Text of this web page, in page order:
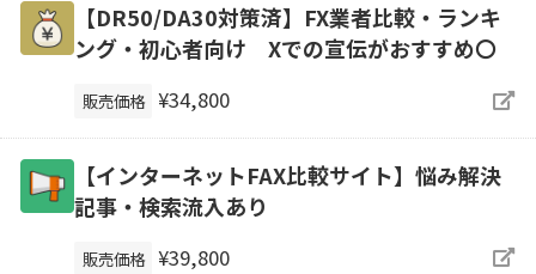
【DR50/DA30対策済】FX業者比較・ランキ
ング・初心者向け Xでの宣伝がおすすめ〇
販売価格 ¥34,800
【インターネットFAX比較サイト】悩み解決
記事・検索流入あり
販売価格 ¥39,800